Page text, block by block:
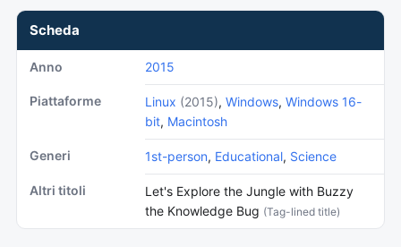
Scheda
Anno 2015
Piattaforme Linux (2015), Windows, Windows 16-
bit, Macintosh
Generi 1st-person, Educational, Science
Altri titoli
Let's Explore the Jungle with Buzzy
the Knowledge Bug (Tag-lined title)